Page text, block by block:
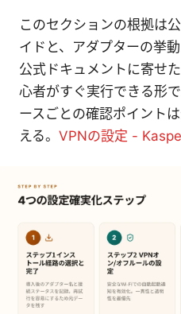
このセクションの根拠は
イドと、アダプターの挙
公式ドキュメントに寄せ
心者がすぐ実行できる形
ースごとの確認ポイント
える。 VPNの設定 -